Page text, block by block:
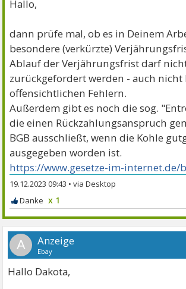
Hallo,
dann prüfe mal, ob es in Deinem
besondere (verkürzte)
Ablauf der Verjährungsfrist darf
zurückgefordert werden - auch nicht
offensichtlichen Fehlern.
Außerdem gibt es noch die sog.
die einen Rückzahlungsanspruch
BGB ausschließt, wenn die Kohle
ausgegeben worden ist.
https://www.gesetze-im-internet.de/
19.12.2023 09:43 •
x 1
A
Hallo Dakota,